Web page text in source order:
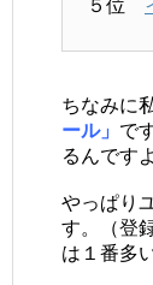
５位
ちなみに
ール」 で
るんです
やっぱり
す。（登
は１番多い